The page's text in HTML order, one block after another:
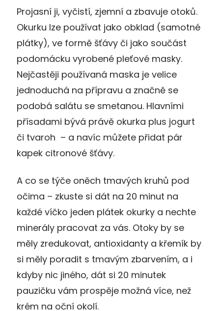
Projasní ji, vyčistí, zjemní a zbavuje otoků.
Okurku lze používat jako obklad (samotné
plátky), ve formě šťávy či jako součást
podomácku vyrobené pleťové masky.
Nejčastěji používaná maska je velice
jednoduchá na přípravu a značně se
podobá salátu se smetanou. Hlavními
přísadami bývá právě okurka plus jogurt
či tvaroh – a navíc můžete přidat pár
kapek citronové šťávy.
A co se týče oněch tmavých kruhů pod
očima – zkuste si dát na 20 minut na
každé víčko jeden plátek okurky a nechte
minerály pracovat za vás. Otoky by se
měly zredukovat, antioxidanty a křemík by
si měly poradit s tmavým zbarvením, a i
kdyby nic jiného, dát si 20 minutek
pauzičku vám prospěje možná více, než
krém na oční okolí.